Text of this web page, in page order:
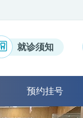
就诊须知
预约挂号